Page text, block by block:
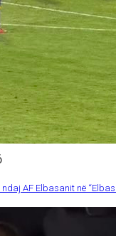
AF Elbasanit në